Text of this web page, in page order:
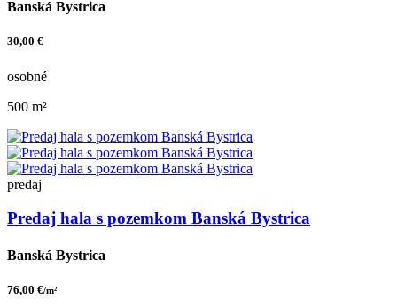
Banská Bystrica
30,00 €
osobné
500 m²
predaj
Predaj hala s pozemkom Banská Bystrica
Banská Bystrica
76,00 €/m²